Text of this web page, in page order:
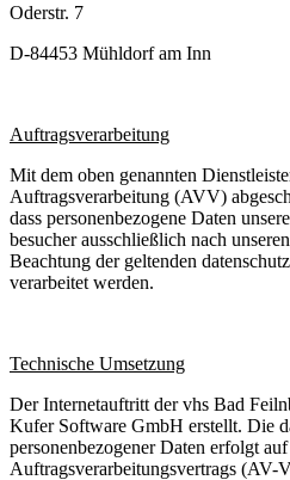
Oderstr. 7
D-84453 Mühldorf am Inn
Auftragsverarbeitung
Mit dem oben genannten
Auftragsverarbeitung (AVV)
dass personenbezogene Daten
besucher ausschließlich nach
Beachtung der geltenden
verarbeitet werden.
Technische Umsetzung
Der Internetauftritt der vhs Bad
Kufer Software GmbH erstellt. Die
personenbezogener Daten erfolgt
Auftragsverarbeitungsvertrags (AV-